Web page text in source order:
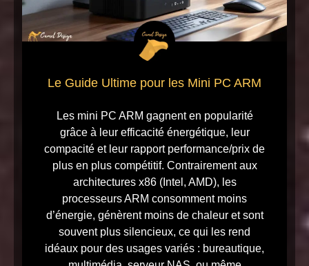
Le Guide Ultime pour les Mini PC ARM
Les mini PC ARM gagnent en popularité
grâce à leur efficacité énergétique, leur
compacité et leur rapport performance/prix de
plus en plus compétitif. Contrairement aux
architectures x86 (Intel, AMD), les
processeurs ARM consomment moins
d’énergie, génèrent moins de chaleur et sont
souvent plus silencieux, ce qui les rend
idéaux pour des usages variés : bureautique,